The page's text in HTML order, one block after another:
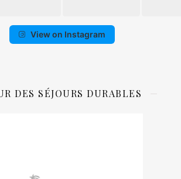
View on Instagram
DES SÉJOURS DURABLES